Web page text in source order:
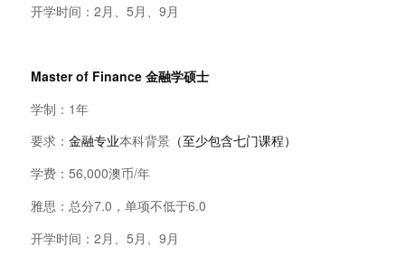
开学时间：2月、5月、9月
Master of Finance 金融学硕士
学制：1年
要求： 金融专业本科背景（至少包含七门课程）
学费：56,000澳币/年
雅思：总分7.0，单项不低于6.0
开学时间：2月、5月、9月